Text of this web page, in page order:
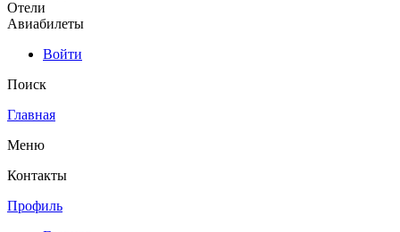
Отели
Авиабилеты
Войти
Поиск
Главная
Меню
Контакты
Профиль